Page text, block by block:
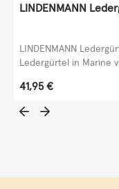
LINDENMANN
LINDENMANN
Ledergürtel in Marine
Regulärer Preis:
41,95 €